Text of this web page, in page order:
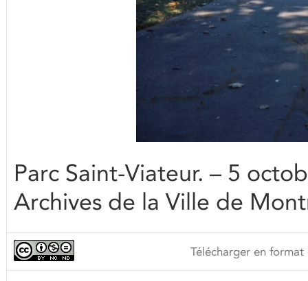
Parc Saint-Viateur. – 5
Archives de la Ville de
Télécharger en